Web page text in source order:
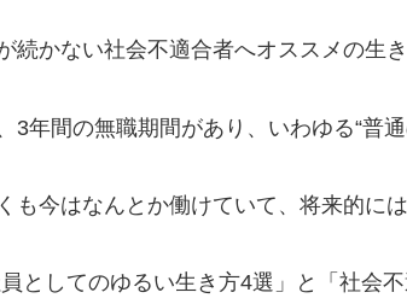
続かない社会不適合者へオススメの生
3年間の無職期間があり、いわゆる“普
も今はなんとか働けていて、将来的に
としてのゆるい生き方4選」と「社会